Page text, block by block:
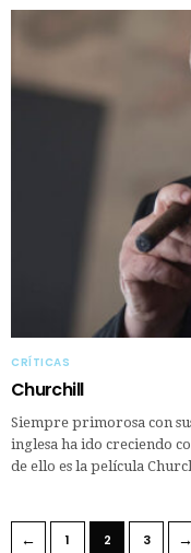
CRÍTICAS
Churchill
Siempre primorosa con
inglesa ha ido creciendo
de ello es la película
← 1 2 3 →